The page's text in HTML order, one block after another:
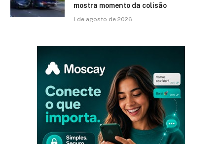
mostra momento da colisão
1 de agosto de 2026